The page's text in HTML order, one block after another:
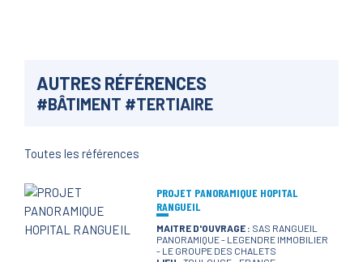
AUTRES RÉFÉRENCES
#BÂTIMENT #TERTIAIRE
Toutes les références
PROJET PANORAMIQUE HOPITAL
RANGUEIL
MAITRE D'OUVRAGE : SAS RANGUEIL
PANORAMIQUE - LEGENDRE IMMOBILIER
- LE GROUPE DES CHALETS